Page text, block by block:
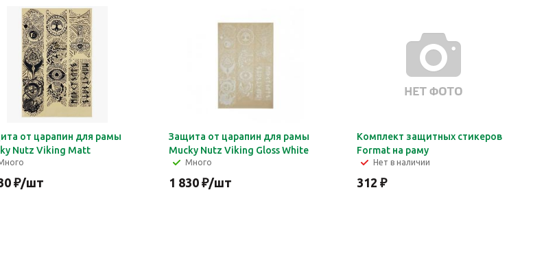
от царапин для рамы
Nutz Viking Matt
₽/шт
Защита от царапин для рамы
Mucky Nutz Viking Gloss White
Много
1 830 ₽/шт
Комплект защитных стикеров
Format на раму
Нет в наличии
312 ₽